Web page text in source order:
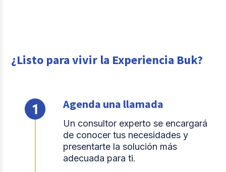
¿Listo para vivir la Experiencia Buk?
Agenda una llamada
Un consultor experto se encargará
de conocer tus necesidades y
presentarte la solución más
adecuada para ti.